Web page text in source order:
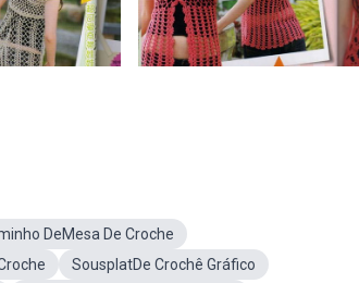
DeMesa De Croche
SousplatDe Crochê Gráfico